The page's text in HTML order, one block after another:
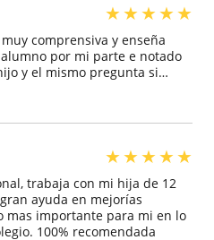
★★★★★
comprensiva y enseña
por mi parte e notado
y el mismo pregunta si
compromiso y trato .
★★★★★
trabaja con mi hija de 12
ayuda en mejorías
mas importante para mi en lo
100% recomendada